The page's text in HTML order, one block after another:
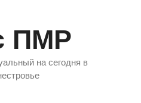
ПМР
на сегодня в